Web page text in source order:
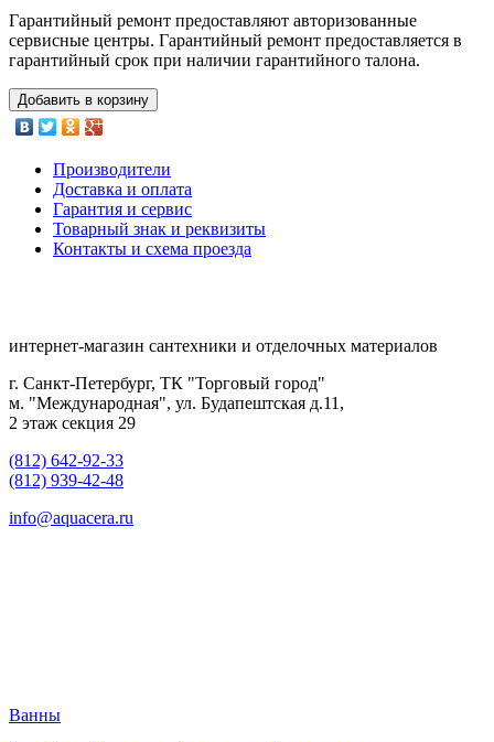
Гарантийный ремонт предоставляют авторизованные
сервисные центры. Гарантийный ремонт предоставляется в
гарантийный срок при наличии гарантийного талона.
Добавить в корзину
Производители
Доставка и оплата
Гарантия и сервис
Товарный знак и реквизиты
Контакты и схема проезда
интернет-магазин сантехники и отделочных материалов
г. Санкт-Петербург, ТК "Торговый город"
м. "Международная", ул. Будапештская д.11,
2 этаж секция 29
(812) 642-92-33
(812) 939-42-48
info@aquacera.ru
Ванны